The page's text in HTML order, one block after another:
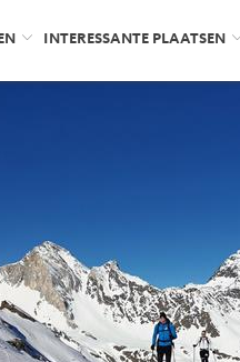
INTERESSANTE PLAATSEN